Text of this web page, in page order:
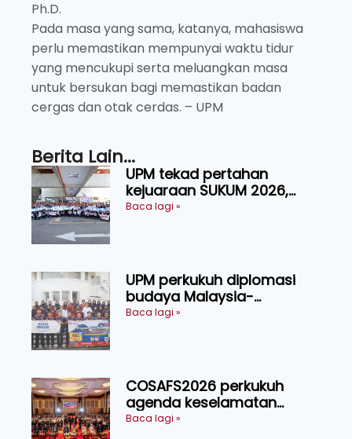
Ph.D.
Pada masa yang sama, katanya, mahasiswa
perlu memastikan mempunyai waktu tidur
yang mencukupi serta meluangkan masa
untuk bersukan bagi memastikan badan
cergas dan otak cerdas. – UPM
Berita Lain...
UPM tekad pertahan
kejuaraan SUKUM 2026,
sasar 16 pingat emas
Baca lagi »
UPM perkukuh diplomasi
budaya Malaysia-
Indonesia melalui Narasi
Baca lagi »
COSAFS2026 perkukuh
agenda keselamatan
makanan, AgriHub pacu
Baca lagi »